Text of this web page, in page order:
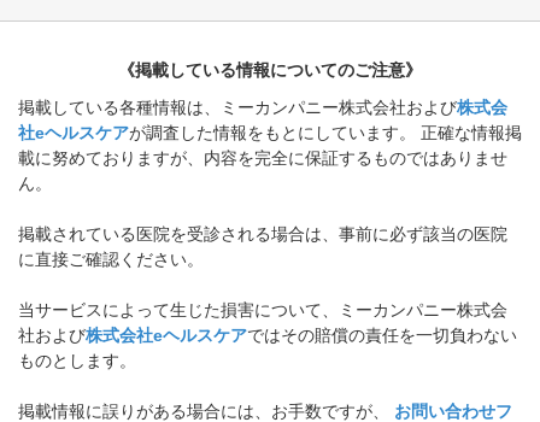
《掲載している情報についてのご注意》
掲載している各種情報は、ミーカンパニー株式会社および株式会
社eヘルスケアが調査した情報をもとにしています。 正確な情報掲
載に努めておりますが、内容を完全に保証するものではありませ
ん。
掲載されている医院を受診される場合は、事前に必ず該当の医院
に直接ご確認ください。
当サービスによって生じた損害について、ミーカンパニー株式会
社および株式会社eヘルスケアではその賠償の責任を一切負わない
ものとします。
掲載情報に誤りがある場合には、お手数ですが、
お問い合わせフ